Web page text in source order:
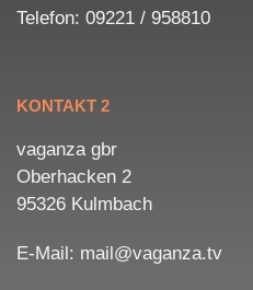
Telefon: 09221 / 958810
KONTAKT 2
vaganza gbr
Oberhacken 2
95326 Kulmbach
E-Mail: mail@vaganza.tv